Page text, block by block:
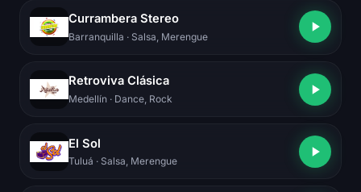
Currambera Stereo
Barranquilla · Salsa, Merengue
Retroviva Clásica
Medellín · Dance, Rock
El Sol
Tuluá · Salsa, Merengue